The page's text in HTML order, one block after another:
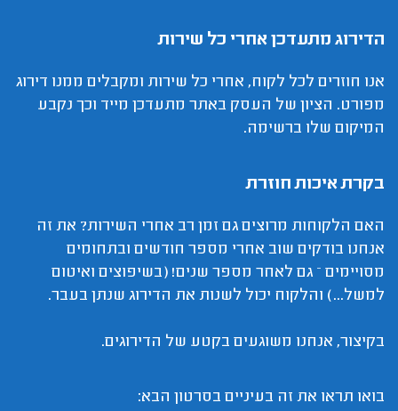
הדירוג מתעדכן אחרי כל שירות
אנו חוזרים לכל לקוח, אחרי כל שירות ומקבלים ממנו דירוג
מפורט. הציון של העסק באתר מתעדכן מייד וכך נקבע
המיקום שלו ברשימה.
בקרת איכות חוזרת
האם הלקוחות מרוצים גם זמן רב אחרי השירות? את זה
אנחנו בודקים שוב אחרי מספר חודשים ובתחומים
מסויימים – גם לאחר מספר שנים! (בשיפוצים ואיטום
למשל...) והלקוח יכול לשנות את הדירוג שנתן בעבר.
בקיצור, אנחנו משוגעים בקטע של הדירוגים.
בואו תראו את זה בעיניים בסרטון הבא: